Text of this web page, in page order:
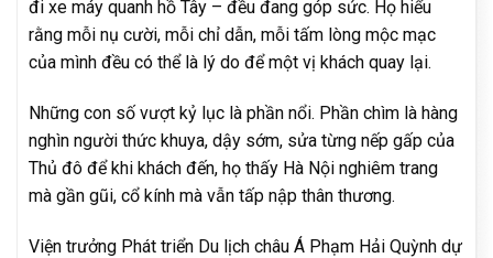
đi xe máy quanh hồ Tây – đều đang góp sức. Họ hiểu
rằng mỗi nụ cười, mỗi chỉ dẫn, mỗi tấm lòng mộc mạc
của mình đều có thể là lý do để một vị khách quay lại.
Những con số vượt kỷ lục là phần nổi. Phần chìm là hàng
nghìn người thức khuya, dậy sớm, sửa từng nếp gấp của
Thủ đô để khi khách đến, họ thấy Hà Nội nghiêm trang
mà gần gũi, cổ kính mà vẫn tấp nập thân thương.
Viện trưởng Phát triển Du lịch châu Á Phạm Hải Quỳnh dự